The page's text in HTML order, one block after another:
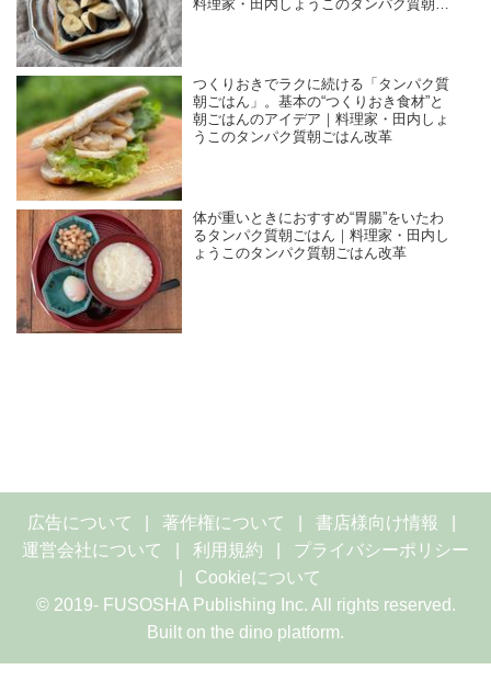
料理家・田内しょうこのタンパク質朝ご
つくりおきでラクに続ける「タンパク質
朝ごはん」。基本の“つくりおき食材”と
朝ごはんのアイデア｜料理家・田内しょ
うこのタンパク質朝ごはん改革
体が重いときにおすすめ“胃腸”をいたわ
るタンパク質朝ごはん｜料理家・田内し
ょうこのタンパク質朝ごはん改革
広告について 著作権について
書店様向け情報
運営会社について
利用規約
プライバシーポリシー
Cookieについて
© 2019- FUSOSHA Publishing Inc. All rights reserved.
Built on the dino platform.